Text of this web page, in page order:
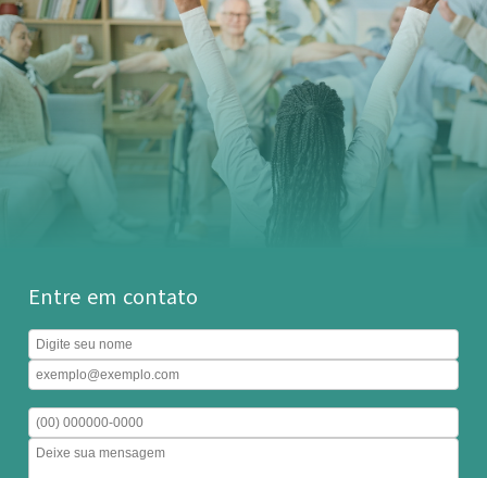
Entre em contato